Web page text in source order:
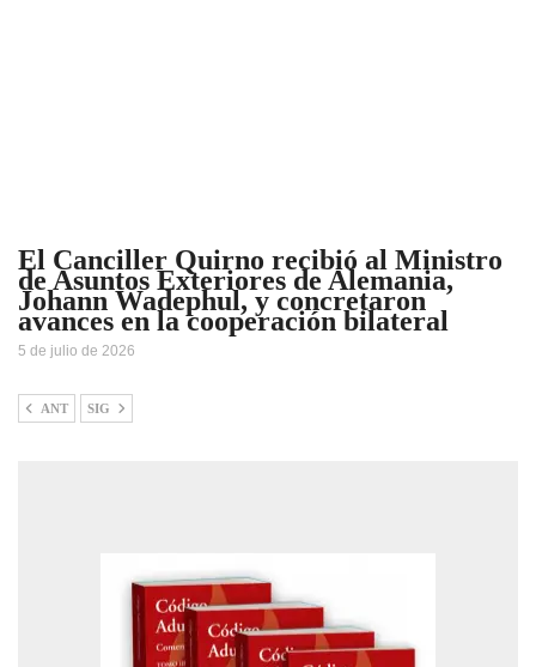
El Canciller Quirno recibió al Ministro
de Asuntos Exteriores de Alemania,
Johann Wadephul, y concretaron
avances en la cooperación bilateral
5 de julio de 2026
ANT SIG